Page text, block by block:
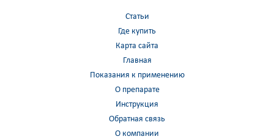
Главная
О препарате
Инструкция
Показания к применению
О компании
Обратная связь
Статьи
Где купить
Карта сайта